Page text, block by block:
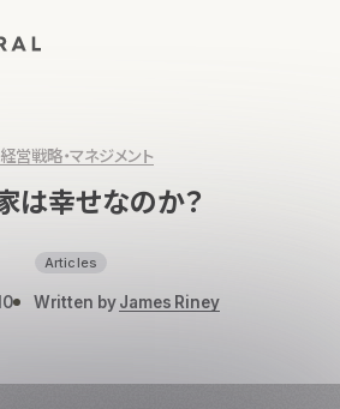
へ戻る
営戦略・マネジメント
は幸せなのか？
Articles
Written byJames Riney